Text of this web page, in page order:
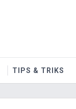
TIPS & TRIKS